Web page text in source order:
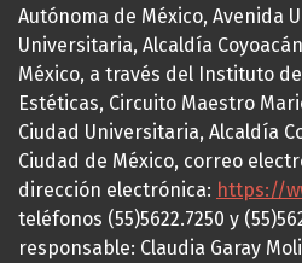
Autónoma de México, Avenida
Universitaria, Alcaldía
México, a través del Instituto
Estéticas, Circuito Maestro
Ciudad Universitaria, Alcaldía
Ciudad de México, correo
dirección electrónica: https://
teléfonos (55)5622.7250 y
responsable: Claudia Garay